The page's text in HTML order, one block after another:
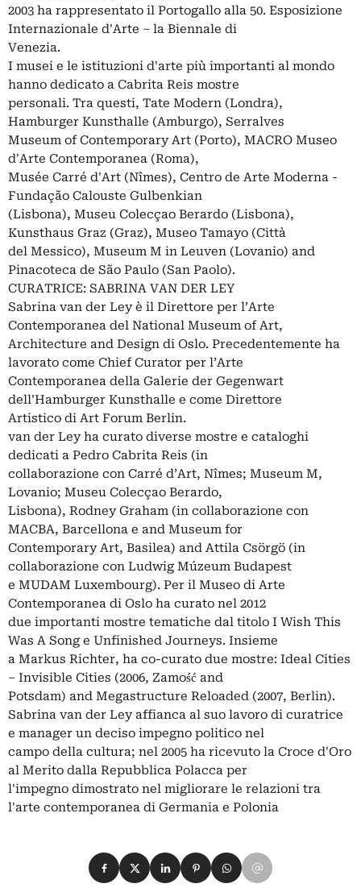
2003 ha rappresentato il Portogallo alla 50. Esposizione
Internazionale d'Arte – la Biennale di
Venezia.
I musei e le istituzioni d'arte più importanti al mondo
hanno dedicato a Cabrita Reis mostre
personali. Tra questi, Tate Modern (Londra),
Hamburger Kunsthalle (Amburgo), Serralves
Museum of Contemporary Art (Porto), MACRO Museo
d'Arte Contemporanea (Roma),
Musée Carré d'Art (Nîmes), Centro de Arte Moderna -
Fundação Calouste Gulbenkian
(Lisbona), Museu Colecçao Berardo (Lisbona),
Kunsthaus Graz (Graz), Museo Tamayo (Città
del Messico), Museum M in Leuven (Lovanio) and
Pinacoteca de São Paulo (San Paolo).
CURATRICE: SABRINA VAN DER LEY
Sabrina van der Ley è il Direttore per l’Arte
Contemporanea del National Museum of Art,
Architecture and Design di Oslo. Precedentemente ha
lavorato come Chief Curator per l’Arte
Contemporanea della Galerie der Gegenwart
dell'Hamburger Kunsthalle e come Direttore
Artistico di Art Forum Berlin.
van der Ley ha curato diverse mostre e cataloghi
dedicati a Pedro Cabrita Reis (in
collaborazione con Carré d’Art, Nîmes; Museum M,
Lovanio; Museu Colecçao Berardo,
Lisbona), Rodney Graham (in collaborazione con
MACBA, Barcellona e and Museum for
Contemporary Art, Basilea) and Attila Csörgö (in
collaborazione con Ludwig Múzeum Budapest
e MUDAM Luxembourg). Per il Museo di Arte
Contemporanea di Oslo ha curato nel 2012
due importanti mostre tematiche dal titolo I Wish This
Was A Song e Unfinished Journeys. Insieme
a Markus Richter, ha co-curato due mostre: Ideal Cities
– Invisible Cities (2006, Zamość and
Potsdam) and Megastructure Reloaded (2007, Berlin).
Sabrina van der Ley affianca al suo lavoro di curatrice
e manager un deciso impegno politico nel
campo della cultura; nel 2005 ha ricevuto la Croce d'Oro
al Merito dalla Repubblica Polacca per
l'impegno dimostrato nel migliorare le relazioni tra
l'arte contemporanea di Germania e Polonia
Condividi su Facebook
Condividi su X
Condividi su LinkedIn
Condividi su Pinterest
Condividi su WhatsApp
Condividi su Email